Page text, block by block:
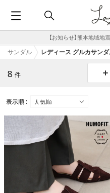
【お知らせ】熊本地域
サンダル レディース グルカサン
8 件
表示順 :